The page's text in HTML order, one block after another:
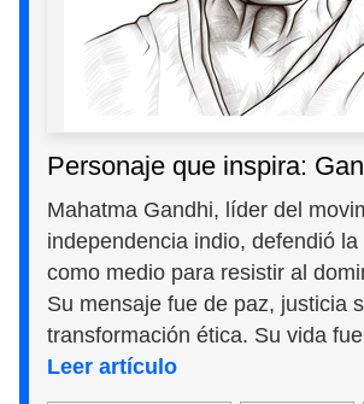
Personaje que inspira:
Mahatma Gandhi, líder del
independencia indio, defendió
como medio para resistir al
Su mensaje fue de paz, justicia
transformación ética. Su vida
Leer artículo